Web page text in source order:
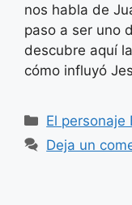
nos habla de
paso a ser uno
descubre aquí
cómo influyó
Categorías
El personaje
Deja un